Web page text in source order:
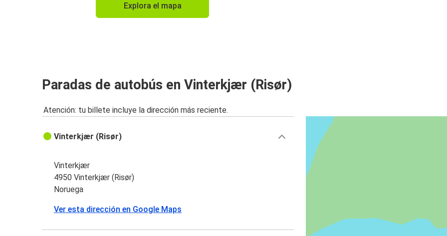
Explora el mapa
Paradas de autobús en Vinterkjær (Risør)
Atención: tu billete incluye la dirección más reciente.
Vinterkjær (Risør)
Vinterkjær
4950 Vinterkjær (Risør)
Noruega
Ver esta dirección en Google Maps